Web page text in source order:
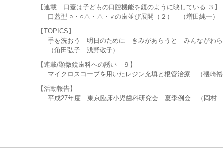
【連載 口蓋は子どもの口腔機能を鏡のように映している ３】
口蓋型 ○・○△・△・∨の歯並び展開（２） （増田純一）
【TOPICS】
手を洗おう 明日のために きみがあらうと みんながわら
（角田弘子 浅野敬子）
【連載/顕微鏡歯科への誘い ９】
マイクロスコープを用いたレジン充填と根管治療 （磯崎裕
【活動報告】
平成27年度 東京臨床小児歯科研究会 夏季例会 （岡村